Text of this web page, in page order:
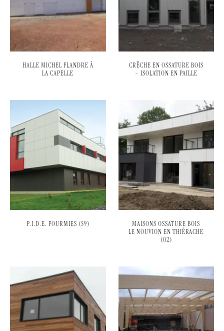
HALLE MICHEL FLANDRE À
LA CAPELLE
CRÊCHE EN OSSATURE BOIS
– ISOLATION EN PAILLE
P.I.D.E. FOURMIES (59)
MAISONS OSSATURE BOIS
LE NOUVION EN THIÉRACHE
(02)